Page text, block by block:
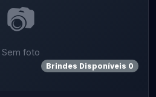
📷
Sem foto
Brindes Disponíveis 0